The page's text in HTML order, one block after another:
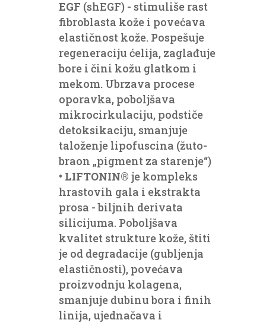
EGF (shEGF) - stimuliše rast
fibroblasta kože i povećava
elastičnost kože. Pospešuje
regeneraciju ćelija, zaglađuje
bore i čini kožu glatkom i
mekom. Ubrzava procese
oporavka, poboljšava
mikrocirkulaciju, podstiče
detoksikaciju, smanjuje
taloženje lipofuscina (žuto-
braon „pigment za starenje“)
• LIFTONIN® je kompleks
hrastovih gala i ekstrakta
prosa - biljnih derivata
silicijuma. Poboljšava
kvalitet strukture kože, štiti
je od degradacije (gubljenja
elastičnosti), povećava
proizvodnju kolagena,
smanjuje dubinu bora i finih
linija, ujednačava i